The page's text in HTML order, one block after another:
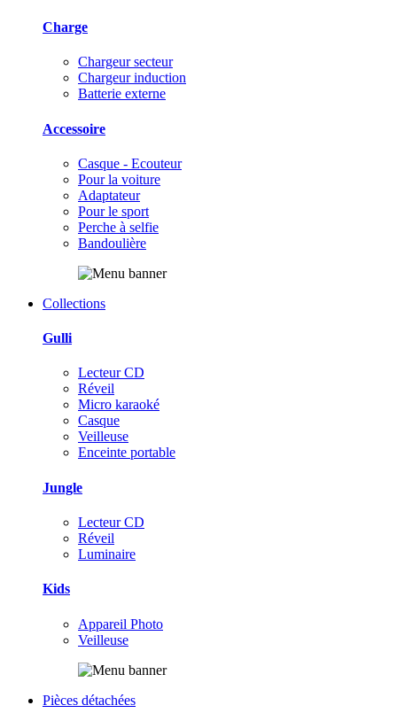
Charge
Chargeur secteur
Chargeur induction
Batterie externe
Accessoire
Casque - Ecouteur
Pour la voiture
Adaptateur
Pour le sport
Perche à selfie
Bandoulière
Collections
Gulli
Lecteur CD
Réveil
Micro karaoké
Casque
Veilleuse
Enceinte portable
Jungle
Lecteur CD
Réveil
Luminaire
Kids
Appareil Photo
Veilleuse
Pièces détachées